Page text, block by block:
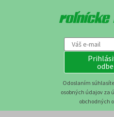
Odoslaním
osobných údajov za
obchodných